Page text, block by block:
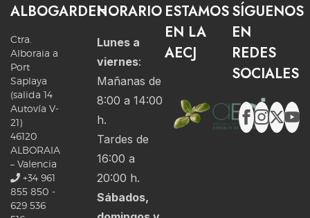
ALBOGARDEN
Ctra.
Alboraia a
Port
Saplaya
(salida 14
Autovía V-
21)
46120
ALBORAIA
– Valencia
+34 961
855 850 -
629 536
HORARIO
Lunes a
viernes:
Mañanas de
8:00 a 14:00
h.
Tardes de
16:00 a
20:00 h.
Sábados,
ESTAMOS
EN LA
AECJ
SÍGUENOS
EN
REDES
SOCIALES